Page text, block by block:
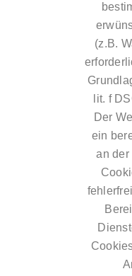
(z.B.
lit. f
Der
ein
an der